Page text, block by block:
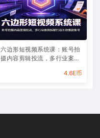
六边形短视频系统课：账号拍
摄内容剪辑投流，多行业案例
4.6E币